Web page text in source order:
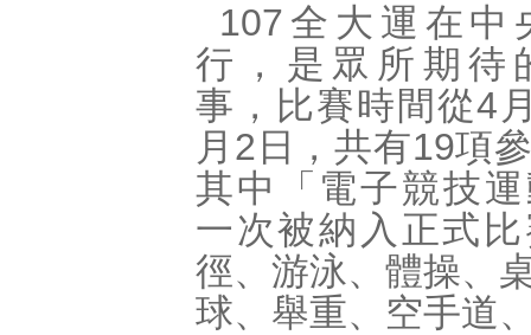
107全大運在中
行，是眾所期待
事，比賽時間從4
月2日，共有19項
其中「電子競技
一次被納入正式
徑、游泳、體操、
球、舉重、空手道